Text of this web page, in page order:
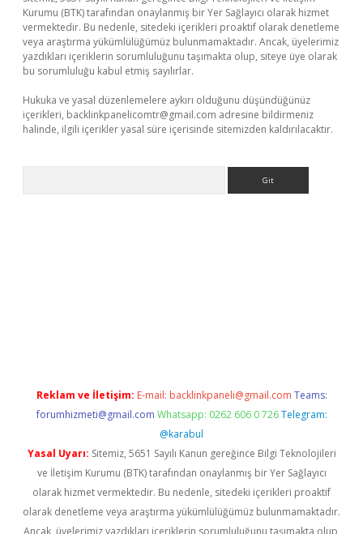
Kurumu (BTK) tarafından onaylanmış bir Yer Sağlayıcı olarak hizmet
vermektedir. Bu nedenle, sitedeki içerikleri proaktif olarak denetleme
veya araştırma yükümlülüğümüz bulunmamaktadır. Ancak, üyelerimiz
yazdıkları içeriklerin sorumluluğunu taşımakta olup, siteye üye olarak
bu sorumluluğu kabul etmiş sayılırlar.
Hukuka ve yasal düzenlemelere aykırı olduğunu düşündüğünüz
içerikleri, backlinkpanelicomtr@gmail.com adresine bildirmeniz
halinde, ilgili içerikler yasal süre içerisinde sitemizden kaldırılacaktır.
Reklam ve İletişim: E-mail: backlinkpaneli@gmail.com Teams:
forumhizmeti@gmail.com Whatsapp: 0262 606 0 726 Telegram:
@karabul
Yasal Uyarı: Sitemiz, 5651 Sayılı Kanun gereğince Bilgi Teknolojileri
ve İletişim Kurumu (BTK) tarafından onaylanmış bir Yer Sağlayıcı
olarak hizmet vermektedir. Bu nedenle, sitedeki içerikleri proaktif
olarak denetleme veya araştırma yükümlülüğümüz bulunmamaktadır.
Ancak, üyelerimiz yazdıkları içeriklerin sorumluluğunu taşımakta olup,